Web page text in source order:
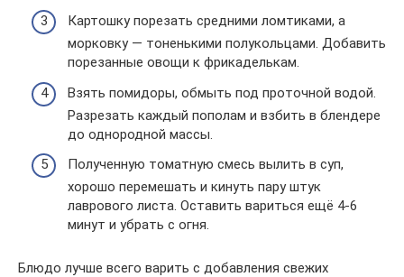
Картошку порезать средними ломтиками, а
морковку — тоненькими полукольцами. Добавить
порезанные овощи к фрикаделькам.
Взять помидоры, обмыть под проточной водой.
Разрезать каждый пополам и взбить в блендере
до однородной массы.
Полученную томатную смесь вылить в суп,
хорошо перемешать и кинуть пару штук
лаврового листа. Оставить вариться ещё 4-6
минут и убрать с огня.
Блюдо лучше всего варить с добавления свежих